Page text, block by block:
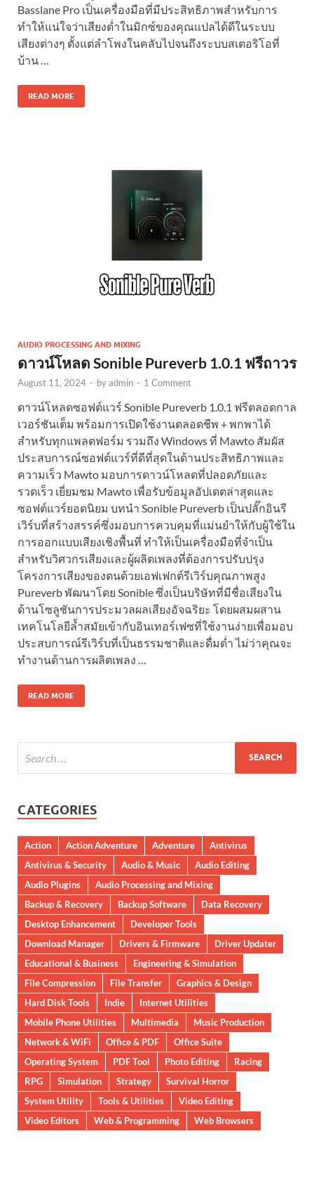
Basslane Pro เป็นเครื่องมือที่มีประสิทธิภาพสำหรับการ
ทำให้แน่ใจว่าเสียงต่ำในมิกซ์ของคุณแปลได้ดีในระบบ
เสียงต่างๆ ตั้งแต่ลำโพงในคลับไปจนถึงระบบสเตอริโอที่
บ้าน …
READ MORE
AUDIO PROCESSING AND MIXING
ดาวน์โหลด Sonible Pureverb 1.0.1 ฟรีถาวร
August 11, 2024 - byadmin - 1 Comment
ดาวน์โหลดซอฟต์แวร์ Sonible Pureverb 1.0.1 ฟรีตลอดกาล
เวอร์ชันเต็ม พร้อมการเปิดใช้งานตลอดชีพ + พกพาได้
สำหรับทุกแพลตฟอร์ม รวมถึง Windows ที่ Mawto สัมผัส
ประสบการณ์ซอฟต์แวร์ที่ดีที่สุดในด้านประสิทธิภาพและ
ความเร็ว Mawto มอบการดาวน์โหลดที่ปลอดภัยและ
รวดเร็ว เยี่ยมชม Mawto เพื่อรับข้อมูลอัปเดตล่าสุดและ
ซอฟต์แวร์ยอดนิยม บทนำ Sonible Pureverb เป็นปลั๊กอินรี
เวิร์บที่สร้างสรรค์ซึ่งมอบการควบคุมที่แม่นยำให้กับผู้ใช้ใน
การออกแบบเสียงเชิงพื้นที่ ทำให้เป็นเครื่องมือที่จำเป็น
สำหรับวิศวกรเสียงและผู้ผลิตเพลงที่ต้องการปรับปรุง
โครงการเสียงของตนด้วยเอฟเฟกต์รีเวิร์บคุณภาพสูง
Pureverb พัฒนาโดย Sonible ซึ่งเป็นบริษัทที่มีชื่อเสียงใน
ด้านโซลูชันการประมวลผลเสียงอัจฉริยะ โดยผสมผสาน
เทคโนโลยีล้ำสมัยเข้ากับอินเทอร์เฟซที่ใช้งานง่ายเพื่อมอบ
ประสบการณ์รีเวิร์บที่เป็นธรรมชาติและดื่มด่ำ ไม่ว่าคุณจะ
ทำงานด้านการผลิตเพลง …
READ MORE
CATEGORIES
Action Action Adventure Adventure
Antivirus
Antivirus & Security
Audio & Music
Audio Editing
Audio Plugins
Audio Processing and Mixing
Backup & Recovery
Backup Software
Data Recovery
Desktop Enhancement
Developer Tools
Download Manager
Drivers & Firmware
Driver Updater
Educational & Business
Engineering & Simulation
File Compression
File Transfer
Graphics & Design
Hard Disk Tools
Indie
Internet Utilities
Mobile Phone Utilities
Multimedia
Music Production
Network & WiFi
Office & PDF
Office Suite
Operating System
PDF Tool Photo Editing
Racing
RPG
Simulation Strategy
Survival Horror
System Utility
Tools & Utilities
Video Editing
Video Editors
Web & Programming Web Browsers